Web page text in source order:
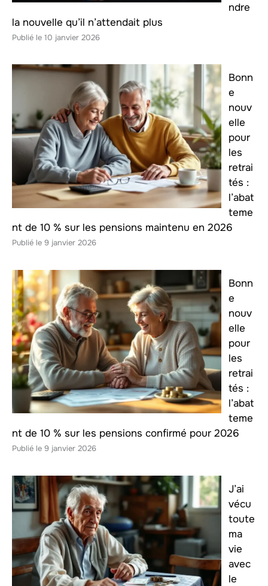
ndre
la nouvelle qu’il n’attendait plus
10 janvier 2026
Bonn
e
nouv
elle
pour
les
retrai
tés :
l’abat
teme
nt de 10 % sur les pensions maintenu en 2026
9 janvier 2026
Bonn
e
nouv
elle
pour
les
retrai
tés :
l’abat
teme
nt de 10 % sur les pensions confirmé pour 2026
9 janvier 2026
J’ai
vécu
toute
ma
vie
avec
le